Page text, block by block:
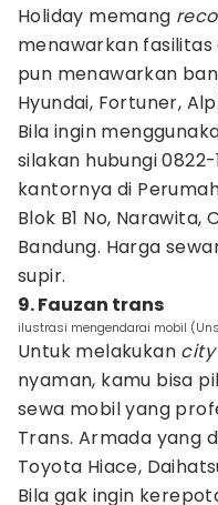
Holiday memang
menawarkan fasilitas
pun menawarkan
Hyundai, Fortuner,
Bila ingin
silakan hubungi
kantornya di
Blok B1 No,
Bandung. Harga
supir.
9. Fauzan trans
ilustrasi mengendarai mobil
Untuk melakukan
nyaman, kamu bisa
sewa mobil yang
Trans. Armada yang
Toyota Hiace,
Bila gak ingin